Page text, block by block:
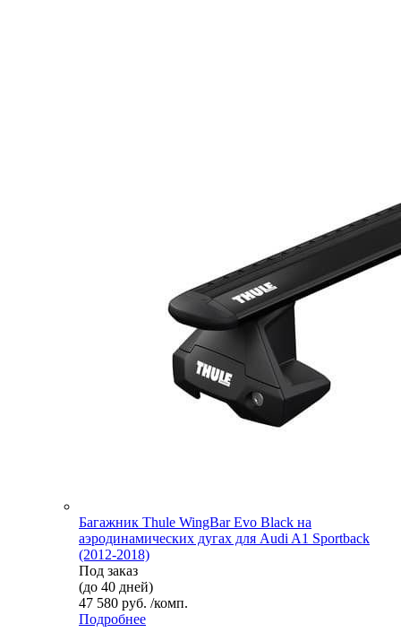
Багажник Thule WingBar Evo Black на
аэродинамических дугах для Audi A1 Sportback
(2012-2018)
Под заказ
(до 40 дней)
47 580 руб. /комп.
Подробнее